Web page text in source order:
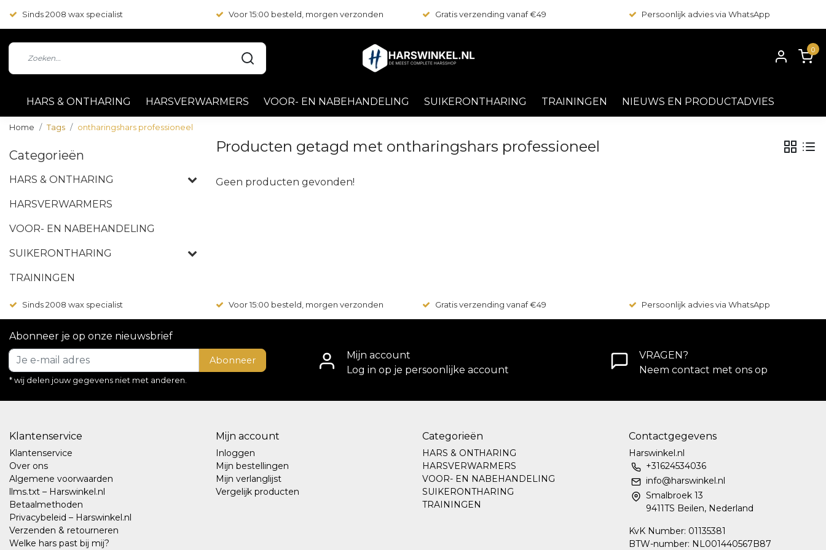
Sinds 2008 wax specialist Voor 15:00 besteld, morgen verzonden Gratis verzending vanaf €49 Persoonlijk advies via WhatsApp
0
HARS & ONTHARING HARSVERWARMERS VOOR- EN NABEHANDELING SUIKERONTHARING TRAININGEN NIEUWS EN PRODUCTADVIES
Home Tags ontharingshars professioneel
Categorieën
HARS & ONTHARING
HARSVERWARMERS
VOOR- EN NABEHANDELING
SUIKERONTHARING
TRAININGEN
Producten getagd met ontharingshars professioneel
Geen producten gevonden!
Sinds 2008 wax specialist Voor 15:00 besteld, morgen verzonden Gratis verzending vanaf €49 Persoonlijk advies via WhatsApp
Abonneer je op onze nieuwsbrief
Abonneer
* wij delen jouw gegevens niet met anderen.
Mijn account
Log in op je persoonlijke account
VRAGEN?
Neem contact met ons op
Klantenservice
Klantenservice
Over ons
Algemene voorwaarden
llms.txt – Harswinkel.nl
Betaalmethoden
Privacybeleid – Harswinkel.nl
Verzenden & retourneren
Welke hars past bij mij?
Mijn account
Inloggen
Mijn bestellingen
Mijn verlanglijst
Vergelijk producten
Categorieën
HARS & ONTHARING
HARSVERWARMERS
VOOR- EN NABEHANDELING
SUIKERONTHARING
TRAININGEN
Contactgegevens
Harswinkel.nl
+31624534036
info@harswinkel.nl
Smalbroek 13
9411TS Beilen, Nederland
KvK Number: 01135381
BTW-number: NL001440567B87